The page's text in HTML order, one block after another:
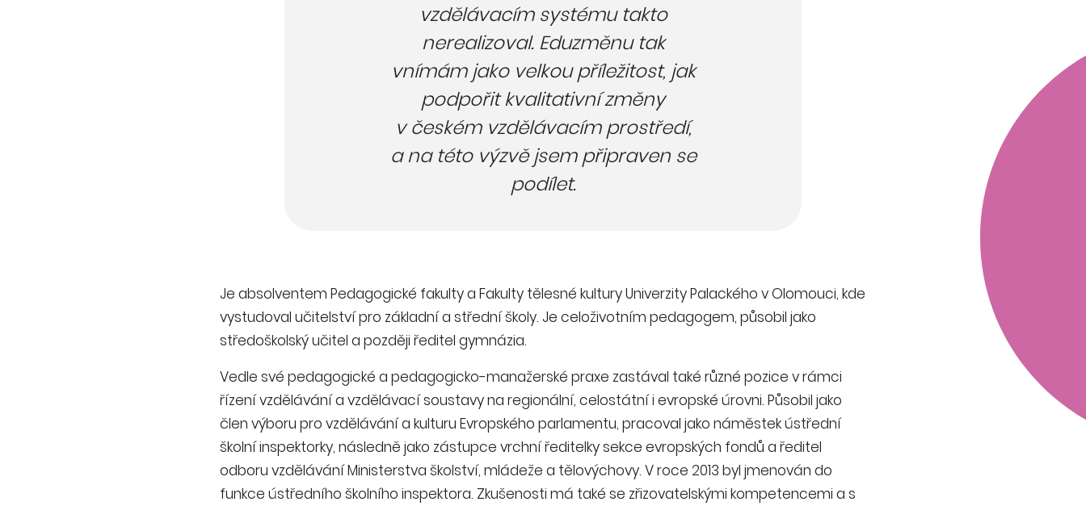
vzdělávacím systému takto
nerealizoval. Eduzměnu tak
vnímám jako velkou příležitost, jak
podpořit kvalitativní změny
v českém vzdělávacím prostředí,
a na této výzvě jsem připraven se
podílet.
Je absolventem Pedagogické fakulty a Fakulty tělesné kultury Univerzity Palackého v Olomouci, kde
vystudoval učitelství pro základní a střední školy. Je celoživotním pedagogem, působil jako
středoškolský učitel a později ředitel gymnázia.
Vedle své pedagogické a pedagogicko-manažerské praxe zastával také různé pozice v rámci
řízení vzdělávání a vzdělávací soustavy na regionální, celostátní i evropské úrovni. Působil jako
člen výboru pro vzdělávání a kulturu Evropského parlamentu, pracoval jako náměstek ústřední
školní inspektorky, následně jako zástupce vrchní ředitelky sekce evropských fondů a ředitel
odboru vzdělávání Ministerstva školství, mládeže a tělovýchovy. V roce 2013 byl jmenován do
funkce ústředního školního inspektora. Zkušenosti má také se zřizovatelskými kompetencemi a s